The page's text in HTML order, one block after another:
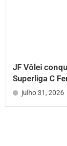
JF Vôlei
Superliga C
julho 31, 2026